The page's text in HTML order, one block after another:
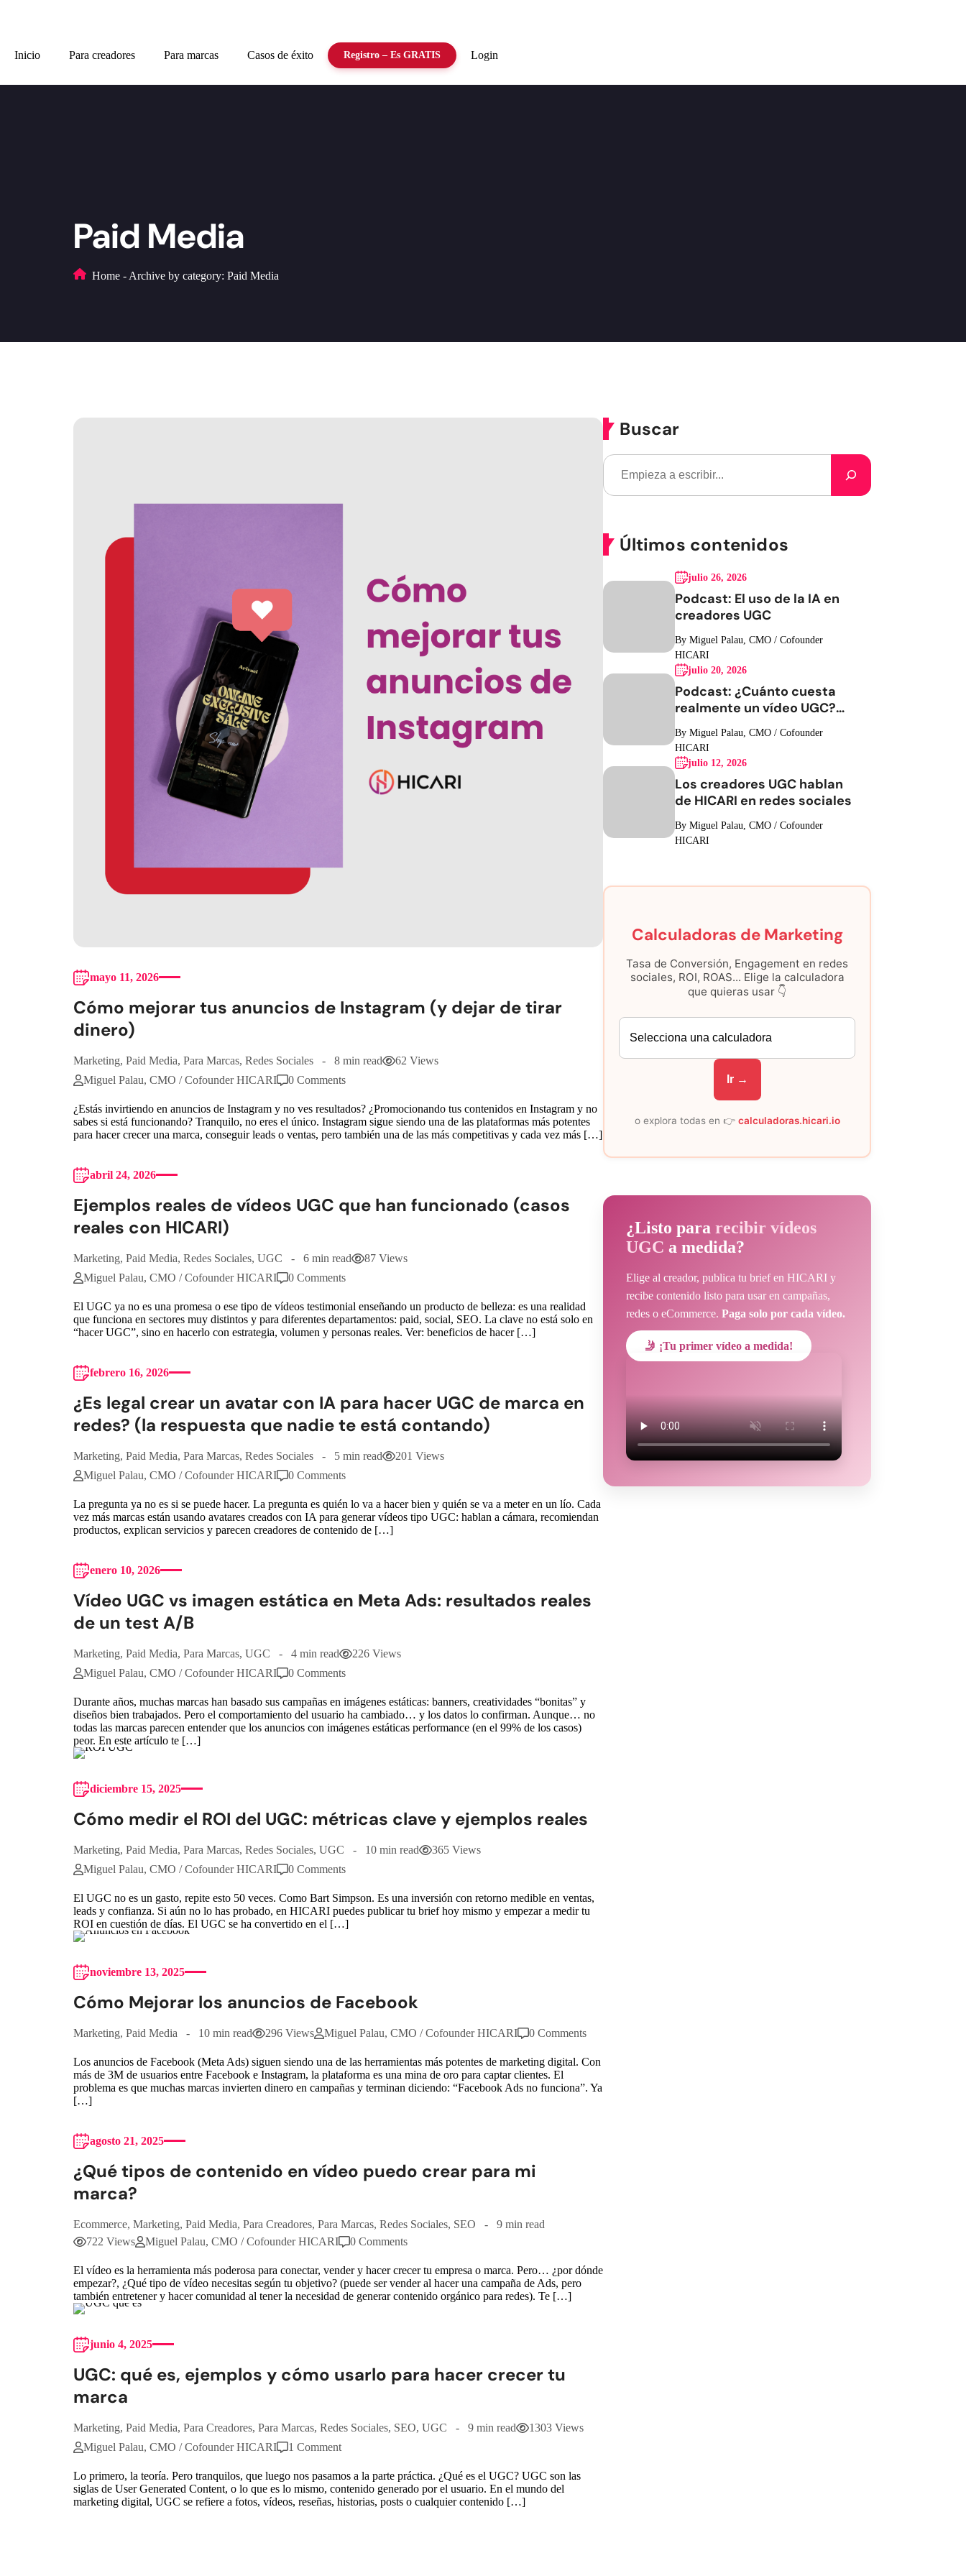
Inicio Para creadores Para marcas Casos de éxito Registro – Es GRATIS Login
Paid Media
Home - Archive by category: Paid Media
mayo 11, 2026
Cómo mejorar tus anuncios de Instagram (y dejar de tirar
dinero)
Marketing, Paid Media, Para Marcas, Redes Sociales 8 min read
62 Views
Miguel Palau, CMO / Cofounder HICARI
0 Comments
¿Estás invirtiendo en anuncios de Instagram y no ves resultados? ¿Promocionando tus contenidos en Instagram y no
sabes si está funcionando? Tranquilo, no eres el único. Instagram sigue siendo una de las plataformas más potentes
para hacer crecer una marca, conseguir leads o ventas, pero también una de las más competitivas y cada vez más […]
abril 24, 2026
Ejemplos reales de vídeos UGC que han funcionado (casos
reales con HICARI)
Marketing, Paid Media, Redes Sociales, UGC 6 min read
87 Views
Miguel Palau, CMO / Cofounder HICARI
0 Comments
El UGC ya no es una promesa o ese tipo de vídeos testimonial enseñando un producto de belleza: es una realidad
que funciona en sectores muy distintos y para diferentes departamentos: paid, social, SEO. La clave no está solo en
“hacer UGC”, sino en hacerlo con estrategia, volumen y personas reales. Ver: beneficios de hacer […]
febrero 16, 2026
¿Es legal crear un avatar con IA para hacer UGC de marca en
redes? (la respuesta que nadie te está contando)
Marketing, Paid Media, Para Marcas, Redes Sociales 5 min read
201 Views
Miguel Palau, CMO / Cofounder HICARI
0 Comments
La pregunta ya no es si se puede hacer. La pregunta es quién lo va a hacer bien y quién se va a meter en un lío. Cada
vez más marcas están usando avatares creados con IA para generar vídeos tipo UGC: hablan a cámara, recomiendan
productos, explican servicios y parecen creadores de contenido de […]
enero 10, 2026
Vídeo UGC vs imagen estática en Meta Ads: resultados reales
de un test A/B
Marketing, Paid Media, Para Marcas, UGC 4 min read
226 Views
Miguel Palau, CMO / Cofounder HICARI
0 Comments
Durante años, muchas marcas han basado sus campañas en imágenes estáticas: banners, creatividades “bonitas” y
diseños bien trabajados. Pero el comportamiento del usuario ha cambiado… y los datos lo confirman. Aunque… no
todas las marcas parecen entender que los anuncios con imágenes estáticas performance (en el 99% de los casos)
peor. En este artículo te […]
diciembre 15, 2025
Cómo medir el ROI del UGC: métricas clave y ejemplos reales
Marketing, Paid Media, Para Marcas, Redes Sociales, UGC 10 min read
365 Views
Miguel Palau, CMO / Cofounder HICARI
0 Comments
El UGC no es un gasto, repite esto 50 veces. Como Bart Simpson. Es una inversión con retorno medible en ventas,
leads y confianza. Si aún no lo has probado, en HICARI puedes publicar tu brief hoy mismo y empezar a medir tu
ROI en cuestión de días. El UGC se ha convertido en el […]
noviembre 13, 2025
Cómo Mejorar los anuncios de Facebook
Marketing, Paid Media 10 min read 296 Views Miguel Palau, CMO / Cofounder HICARI 0 Comments
Los anuncios de Facebook (Meta Ads) siguen siendo una de las herramientas más potentes de marketing digital. Con
más de 3M de usuarios entre Facebook e Instagram, la plataforma es una mina de oro para captar clientes. El
problema es que muchas marcas invierten dinero en campañas y terminan diciendo: “Facebook Ads no funciona”. Ya
[…]
agosto 21, 2025
¿Qué tipos de contenido en vídeo puedo crear para mi
marca?
Ecommerce, Marketing, Paid Media, Para Creadores, Para Marcas, Redes Sociales, SEO
9 min read
722 Views
Miguel Palau, CMO / Cofounder HICARI 0 Comments
El vídeo es la herramienta más poderosa para conectar, vender y hacer crecer tu empresa o marca. Pero… ¿por dónde
empezar?, ¿Qué tipo de vídeo necesitas según tu objetivo? (puede ser vender al hacer una campaña de Ads, pero
también entretener y hacer comunidad al tener la necesidad de generar contenido orgánico para redes). Te […]
junio 4, 2025
UGC: qué es, ejemplos y cómo usarlo para hacer crecer tu
marca
Marketing, Paid Media, Para Creadores, Para Marcas, Redes Sociales, SEO, UGC 9 min read
1303 Views
Miguel Palau, CMO / Cofounder HICARI
1 Comment
Lo primero, la teoría. Pero tranquilos, que luego nos pasamos a la parte práctica. ¿Qué es el UGC? UGC son las
siglas de User Generated Content, o lo que es lo mismo, contenido generado por el usuario. En el mundo del
marketing digital, UGC se refiere a fotos, vídeos, reseñas, historias, posts o cualquier contenido […]
Buscar
Últimos contenidos
julio 26, 2026
Podcast: El uso de la IA en
creadores UGC
By Miguel Palau, CMO / Cofounder
HICARI
julio 20, 2026
Podcast: ¿Cuánto cuesta
realmente un vídeo UGC?
Hablemos de números
By Miguel Palau, CMO / Cofounder
HICARI
julio 12, 2026
Los creadores UGC hablan
de HICARI en redes sociales
By Miguel Palau, CMO / Cofounder
HICARI
Calculadoras de Marketing
Tasa de Conversión, Engagement en redes
sociales, ROI, ROAS... Elige la calculadora
que quieras usar 👇
Ir →
o explora todas en 👉 calculadoras.hicari.io
¿Listo pararecibir vídeos
UGC a medida?
Elige al creador, publica tu brief en HICARI y
recibe contenido listo para usar en campañas,
redes o eCommerce.Paga solo por cada vídeo.
🤳 ¡Tu primer vídeo a medida!